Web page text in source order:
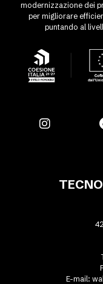
modernizzazione dei
per migliorare
puntando al
E-mail: